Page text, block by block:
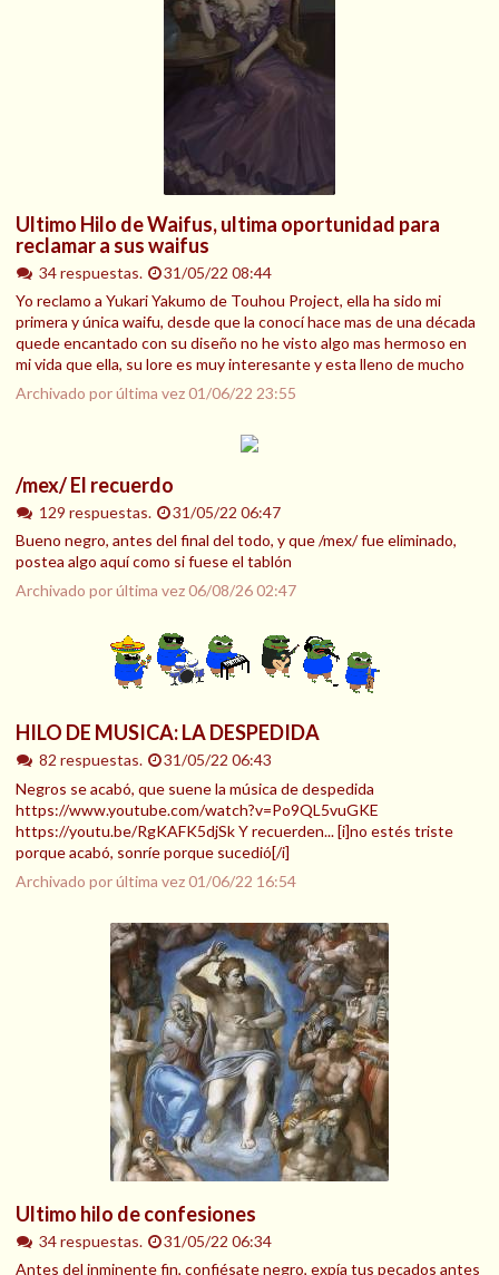
Ultimo Hilo de Waifus, ultima oportunidad para
reclamar a sus waifus
34 respuestas.
31/05/22 08:44
Yo reclamo a Yukari Yakumo de Touhou Project, ella ha sido mi
primera y única waifu, desde que la conocí hace mas de una década
quede encantado con su diseño no he visto algo mas hermoso en
mi vida que ella, su lore es muy interesante y esta lleno de mucho
Archivado por última vez01/06/22 23:55
/mex/ El recuerdo
129 respuestas.
31/05/22 06:47
Bueno negro, antes del final del todo, y que /mex/ fue eliminado,
postea algo aquí como si fuese el tablón
Archivado por última vez06/08/26 02:47
HILO DE MUSICA: LA DESPEDIDA
82 respuestas.
31/05/22 06:43
Negros se acabó, que suene la música de despedida
https://www.youtube.com/watch?v=Po9QL5vuGKE
https://youtu.be/RgKAFK5djSk Y recuerden... [i]no estés triste
porque acabó, sonríe porque sucedió[/i]
Archivado por última vez01/06/22 16:54
Ultimo hilo de confesiones
34 respuestas.
31/05/22 06:34
Antes del inminente fin, confiésate negro, expía tus pecados antes